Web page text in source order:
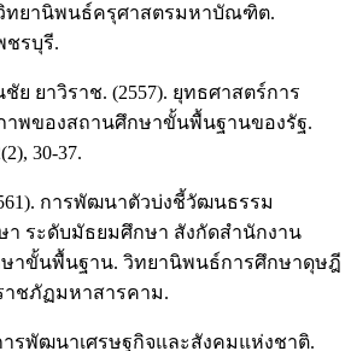
วิทยานิพนธ์ครุศาสตรมหาบัณฑิต.
ชรบุรี.
ย ยาวิราช. (2557). ยุทธศาสตร์การ
ของสถานศึกษาขั้นพื้นฐานของรัฐ.
30-37.
การพัฒนาตัวบ่งชี้วัฒนธรรม
ระดับมัธยมศึกษา สังกัดสำนักงาน
าขั้นพื้นฐาน. วิทยานิพนธ์การศึกษาดุษฎี
ชภัฏมหาสารคาม.
รพัฒนาเศรษฐกิจและสังคมแห่งชาติ.